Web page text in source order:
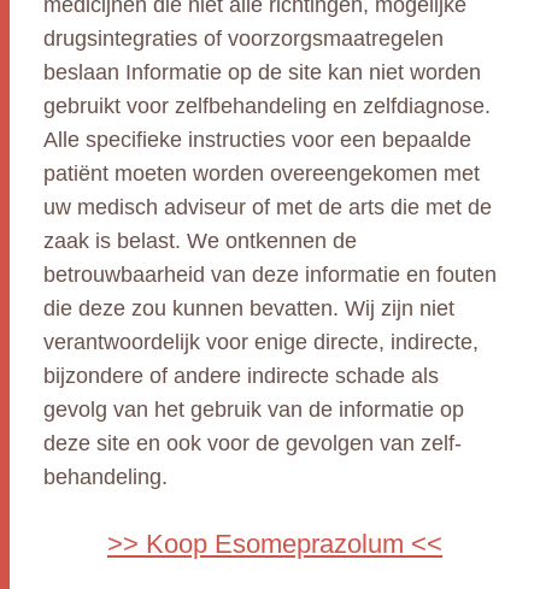
medicijnen die niet alle richtingen, mogelijke
drugsintegraties of voorzorgsmaatregelen
beslaan Informatie op de site kan niet worden
gebruikt voor zelfbehandeling en zelfdiagnose.
Alle specifieke instructies voor een bepaalde
patiënt moeten worden overeengekomen met
uw medisch adviseur of met de arts die met de
zaak is belast. We ontkennen de
betrouwbaarheid van deze informatie en fouten
die deze zou kunnen bevatten. Wij zijn niet
verantwoordelijk voor enige directe, indirecte,
bijzondere of andere indirecte schade als
gevolg van het gebruik van de informatie op
deze site en ook voor de gevolgen van zelf-
behandeling.
>> Koop Esomeprazolum <<